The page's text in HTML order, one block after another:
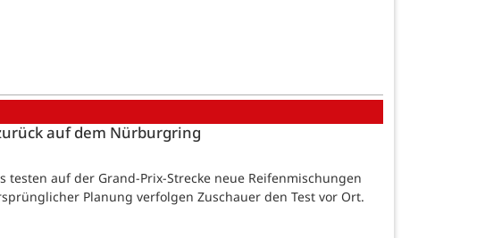
auf dem Nürburgring
testen auf der Grand-Prix-Strecke neue Reifenmischungen
Planung verfolgen Zuschauer den Test vor Ort.